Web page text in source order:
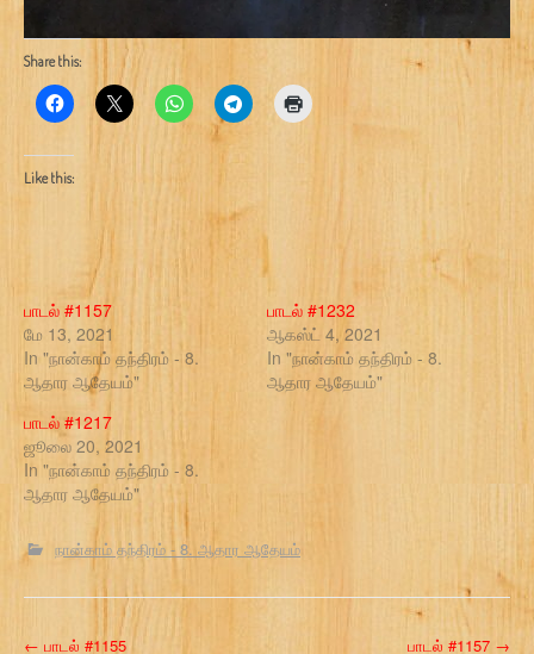
Share this:
Like this:
பாடல் #1157
மே 13, 2021
In "நான்காம் தந்திரம் - 8.
ஆதார ஆதேயம்"
பாடல் #1232
ஆகஸ்ட் 4, 2021
In "நான்காம் தந்திரம் - 8.
ஆதார ஆதேயம்"
பாடல் #1217
ஜூலை 20, 2021
In "நான்காம் தந்திரம் - 8.
ஆதார ஆதேயம்"
நான்காம் தந்திரம் - 8. ஆதார ஆதேயம்
← பாடல் #1155 பாடல் #1157 →